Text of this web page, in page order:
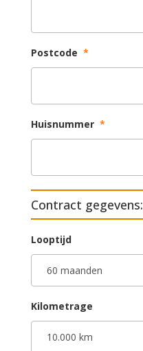
Postcode *
Huisnummer *
Contract gegevens:
Looptijd
Kilometrage